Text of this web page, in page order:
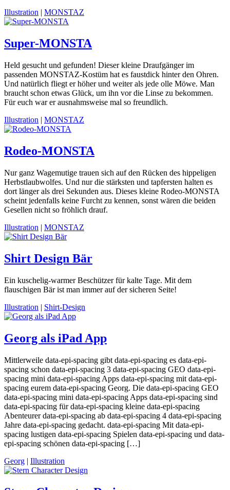
Illustration | MONSTAZ
Super-MONSTA
Held gesucht und gefunden! Dieser kleine Draufgänger im
passenden MONSTAZ-Kostüm hat es faustdick hinter den Ohren.
Und natürlich fliegt er höher und weiter als jede olle Möwe. Man
braucht schon etwas Glück, um ihn vor die Linse zu bekommen.
Für euch war er ausnahmsweise mal so freundlich.
Illustration | MONSTAZ
Rodeo-MONSTA
Nur ganz Wagemutige trauen sich auf den Rücken des hippeligen
Herbstlaubwolfes. Und nur die stärksten und tapfersten halten es
dort länger als drei Sekunden aus. Dieses kleine Rodeo-MONSTA
scheint jedenfalls keine Furcht zu kennen, sonst wären die beiden
Gesellen nicht so fröhlich drauf.
Illustration | MONSTAZ
Shirt Design Bär
Ein kuschelig-warmer Beschützer für kalte Tage. Mit dem
flauschigen Bär ist man immer auf der sicheren Seite!
Illustration | Shirt-Design
Georg als iPad App
Mittlerweile data-epi-spacing gibt data-epi-spacing es data-epi-
spacing schon data-epi-spacing 3 data-epi-spacing GEO data-epi-
spacing mini data-epi-spacing Apps data-epi-spacing mit data-epi-
spacing eurem data-epi-spacing Georg. Die data-epi-spacing GEO
data-epi-spacing mini data-epi-spacing Apps data-epi-spacing sind
data-epi-spacing für data-epi-spacing kleine data-epi-spacing
Abenteurer data-epi-spacing ab data-epi-spacing 4 data-epi-spacing
Jahre data-epi-spacing gedacht. data-epi-spacing Mit data-epi-
spacing lustigen data-epi-spacing Spielen data-epi-spacing und data-
epi-spacing schönen data-epi-spacing […]
Georg | Illustration